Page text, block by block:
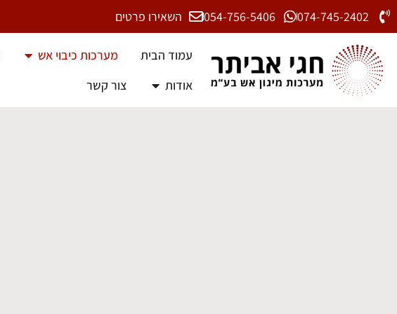
074-745-2402
054-756-5406 השאירו פרטים
עמוד הבית מערכות כיבוי אש
אודות
צור קשר